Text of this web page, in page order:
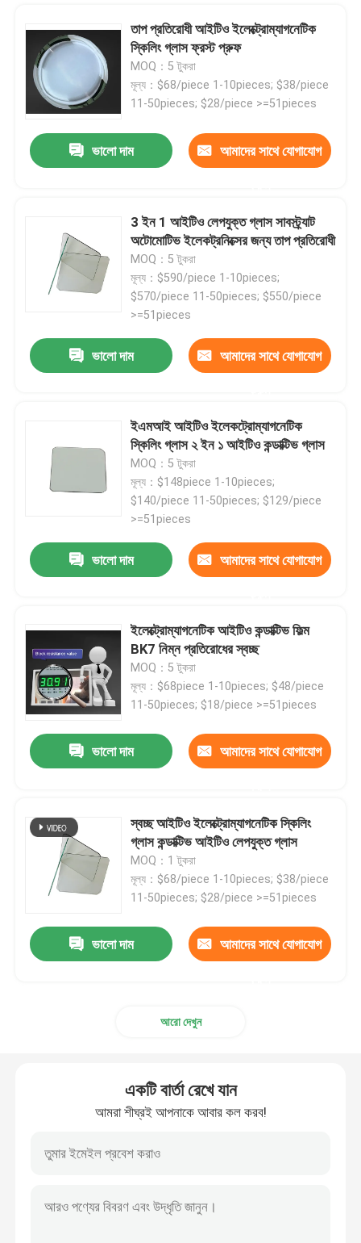
পণ্য
ভিডিও
আমাদের সম্পর্কে
আমাদের সাথে যোগাযোগ করুন
তাপ প্রতিরোধী আইটিও ইলেক্ট্রোম্যাগনেটিক
স্কিলিং গ্লাস ফ্রস্ট প্রুফ
MOQ：5 টুকরা
মূল্য：$68/piece 1-10pieces; $38/piece
11-50pieces; $28/piece >=51pieces
ভালো দাম আমাদের সাথে যোগাযোগ
3 ইন 1 আইটিও লেপযুক্ত গ্লাস সাবস্ট্র্যাট
অটোমোটিভ ইলেকট্রনিক্সের জন্য তাপ প্রতিরোধী
MOQ：5 টুকরা
মূল্য：$590/piece 1-10pieces;
$570/piece 11-50pieces; $550/piece
>=51pieces
ভালো দাম আমাদের সাথে যোগাযোগ
ইএমআই আইটিও ইলেকট্রোম্যাগনেটিক
স্কিলিং গ্লাস ২ ইন ১ আইটিও কন্ডাক্টিভ গ্লাস
MOQ：5 টুকরা
মূল্য：$148piece 1-10pieces;
$140/piece 11-50pieces; $129/piece
>=51pieces
ভালো দাম আমাদের সাথে যোগাযোগ
ইলেক্ট্রোম্যাগনেটিক আইটিও কন্ডাক্টিভ ফিল্ম
BK7 নিম্ন প্রতিরোধের স্বচ্ছ
MOQ：5 টুকরা
মূল্য：$68piece 1-10pieces; $48/piece
11-50pieces; $18/piece >=51pieces
ভালো দাম আমাদের সাথে যোগাযোগ
স্বচ্ছ আইটিও ইলেক্ট্রোম্যাগনেটিক স্কিলিং
গ্লাস কন্ডাক্টিভ আইটিও লেপযুক্ত গ্লাস
MOQ：1 টুকরা
মূল্য：$68/piece 1-10pieces; $38/piece
11-50pieces; $28/piece >=51pieces
ভালো দাম আমাদের সাথে যোগাযোগ
আরো দেখুন
একটি বার্তা রেখে যান
আমরা শীঘ্রই আপনাকে আবার কল করব!